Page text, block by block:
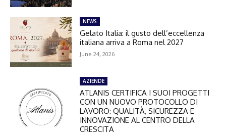
NEWS
Gelato Italia: il gusto dell’eccellenza
italiana arriva a Roma nel 2027
June 24, 2026
AZIENDE
ATLANIS CERTIFICA I SUOI PROGETTI
CON UN NUOVO PROTOCOLLO DI
LAVORO: QUALITÀ, SICUREZZA E
INNOVAZIONE AL CENTRO DELLA
CRESCITA